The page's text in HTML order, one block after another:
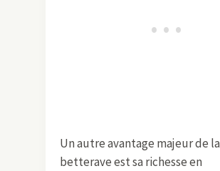
Un autre avantage majeur de la
betterave est sa richesse en